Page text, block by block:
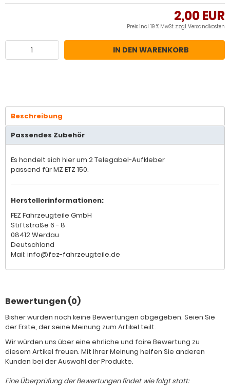
2,00 EUR
Preis incl. 19 % MwSt. zzgl.Versandkosten
IN DEN WARENKORB
Beschreibung
Passendes Zubehör
Es handelt sich hier um 2 Telegabel-Aufkleber
passend für MZ ETZ 150.
Herstellerinformationen:
FEZ Fahrzeugteile GmbH
Stiftstraße 6 - 8
08412 Werdau
Deutschland
Mail: info@fez-fahrzeugteile.de
Bewertungen (0)
Bisher wurden noch keine Bewertungen abgegeben. Seien Sie
der Erste, der seine Meinung zum Artikel teilt.
Wir würden uns über eine ehrliche und faire Bewertung zu
diesem Artikel freuen. Mit Ihrer Meinung helfen Sie anderen
Kunden bei der Auswahl der Produkte.
Eine Überprüfung der Bewertungen findet wie folgt statt: